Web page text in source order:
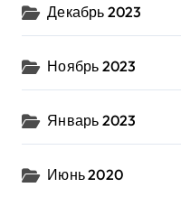
Декабрь 2023
Ноябрь 2023
Январь 2023
Июнь 2020